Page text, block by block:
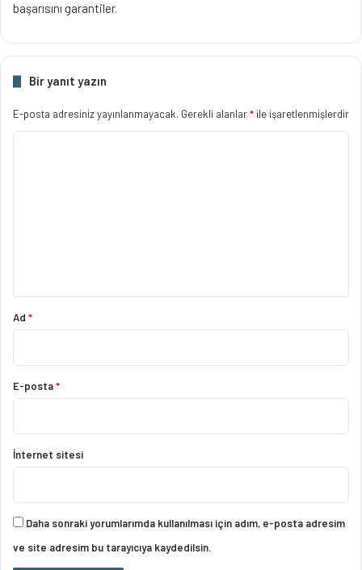
başarısını garantiler.
Bir yanıt yazın
E-posta adresiniz yayınlanmayacak. Gerekli alanlar* ile işaretlenmişlerdir
Ad *
E-posta*
İnternet sitesi
Daha sonraki yorumlarımda kullanılması için adım, e-posta adresim
ve site adresim bu tarayıcıya kaydedilsin.